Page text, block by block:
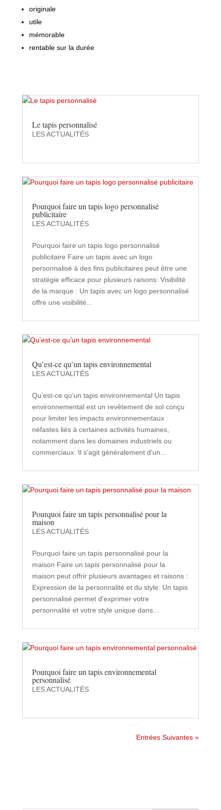
originale
utile
mémorable
rentable sur la durée
Le tapis personnalisé
LES ACTUALITÉS
Pourquoi faire un tapis logo personnalisé
publicitaire
LES ACTUALITÉS
Pourquoi faire un tapis logo personnalisé
publicitaire Faire un tapis avec un logo
personnalisé à des fins publicitaires peut être une
stratégie efficace pour plusieurs raisons: Visibilité
de la marque : Un tapis avec un logo personnalisé
offre une visibilité...
Qu’est-ce qu’un tapis environnemental
LES ACTUALITÉS
Qu’est-ce qu’un tapis environnemental Un tapis
environnemental est un revêtement de sol conçu
pour limiter les impacts environnementaux
néfastes liés à certaines activités humaines,
notamment dans les domaines industriels ou
commerciaux. Il s'agit généralement d'un...
Pourquoi faire un tapis personnalisé pour la
maison
LES ACTUALITÉS
Pourquoi faire un tapis personnalisé pour la
maison Faire un tapis personnalisé pour la
maison peut offrir plusieurs avantages et raisons :
Expression de la personnalité et du style: Un tapis
personnalisé permet d'exprimer votre
personnalité et votre style unique dans...
Pourquoi faire un tapis environnemental
personnalisé
LES ACTUALITÉS
Entrées Suivantes »